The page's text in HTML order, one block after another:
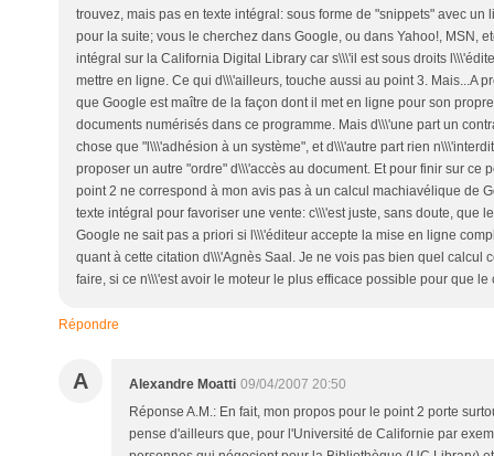
trouvez, mais pas en texte intégral: sous forme de "snippets" avec un
pour la suite; vous le cherchez dans Google, ou dans Yahoo!, MSN,
intégral sur la California Digital Library car s\\\'il est sous droits
mettre en ligne. Ce qui d\\\'ailleurs, touche aussi au point 3. Mais...A
que Google est maître de la façon dont il met en ligne pour son
documents numérisés dans ce programme. Mais d\\\'une part un
chose que "l\\\'adhésion à un système", et d\\\'autre part rien
proposer un autre "ordre" d\\\'accès au document. Et pour finir sur ce
point 2 ne correspond à mon avis pas à un calcul machiavélique de
texte intégral pour favoriser une vente: c\\\'est juste, sans doute, que
Google ne sait pas a priori si l\\\'éditeur accepte la mise en ligne
quant à cette citation d\\\'Agnès Saal. Je ne vois pas bien quel calcul
faire, si ce n\\\'est avoir le moteur le plus efficace possible pour que
Répondre
A Alexandre Moatti 09/04/2007 20:50
Réponse A.M.: En fait, mon propos pour le point 2 porte
pense d'ailleurs que, pour l'Université de Californie par